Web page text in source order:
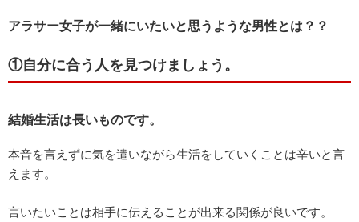
アラサー女子が一緒にいたいと思うような男性とは？？
①自分に合う人を見つけましょう。
結婚生活は長いものです。
本音を言えずに気を遣いながら生活をしていくことは辛いと言
えます。
言いたいことは相手に伝えることが出来る関係が良いです。